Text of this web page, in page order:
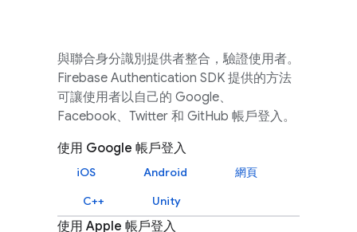
與聯合身分識別提供者整合，驗證使用者。
Firebase Authentication SDK 提供的方法
可讓使用者以自己的 Google、
Facebook、Twitter 和 GitHub 帳戶登入。
使用 Google 帳戶登入
iOS Android
網頁
C++
Unity
使用 Apple 帳戶登入